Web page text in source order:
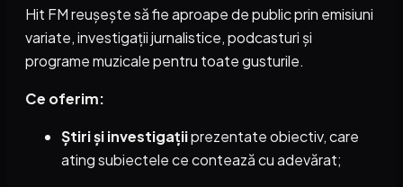
Hit FM reușește să fie aproape de public prin emisiuni
variate, investigații jurnalistice, podcasturi și
programe muzicale pentru toate gusturile.
Ce oferim:
Știri și investigațiiprezentate obiectiv, care
ating subiectele ce contează cu adevărat;